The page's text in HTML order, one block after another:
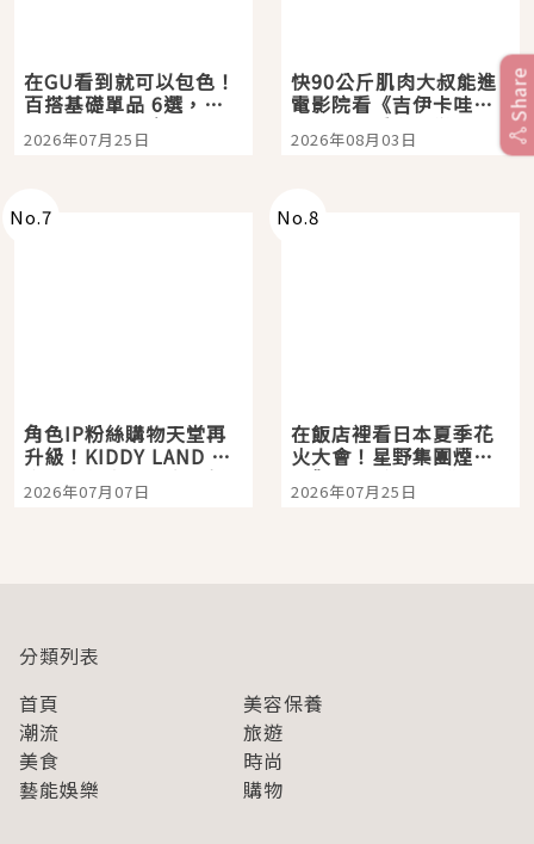
在GU看到就可以包色！
百搭基礎單品 6選，閉
眼全收也不心疼
2026年07月25日
快90公斤肌肉大叔能進
電影院看《吉伊卡哇》
嗎？日本重金屬樂團
「打首」會長與nagano
2026年08月03日
No.7
角色IP粉絲購物天堂再
升級！KIDDY LAND 原
宿店吉伊卡哇迎客，新
開幕 OMOKADO 店3分
2026年07月07日
No.8
在飯店裡看日本夏季花
火大會！星野集團煙火
景觀飯店6選，讓你不用
人擠人悠閒欣賞
2026年07月25日
Share
分類列表
首頁
美容保養
潮流
旅遊
美食
時尚
藝能娛樂
購物